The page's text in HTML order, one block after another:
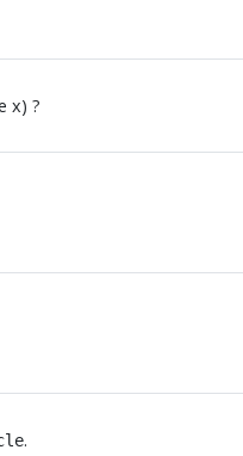
x) ?
.